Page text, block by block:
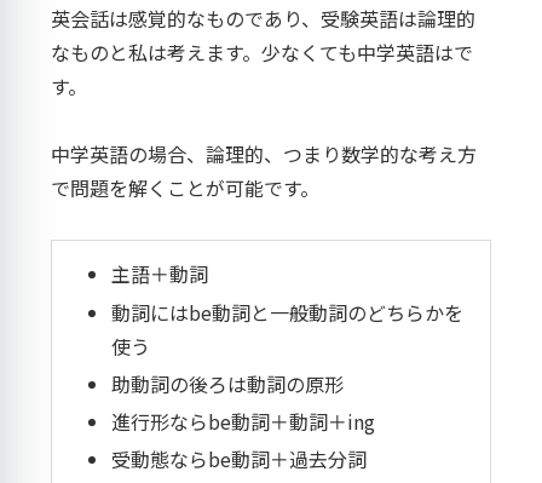
英会話は感覚的なものであり、受験英語は論理的
なものと私は考えます。少なくても中学英語はで
す。
中学英語の場合、論理的、つまり数学的な考え方
で問題を解くことが可能です。
主語＋動詞
動詞にはbe動詞と一般動詞のどちらかを
使う
助動詞の後ろは動詞の原形
進行形ならbe動詞＋動詞＋ing
受動態ならbe動詞＋過去分詞